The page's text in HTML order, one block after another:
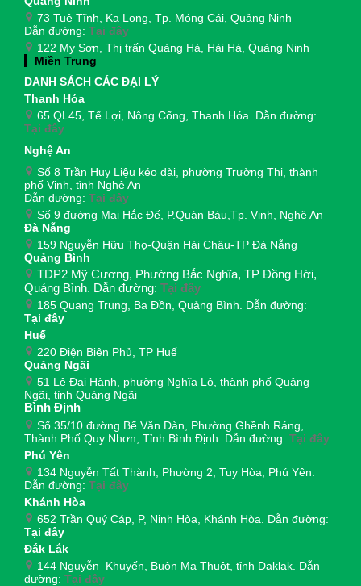
73 Tuệ Tĩnh, Ka Long, Tp. Móng Cái, Quảng Ninh
Dẫn đường: Tại đây
122 My Sơn, Thị trấn Quảng Hà, Hải Hà, Quảng Ninh
Miền Trung
DANH SÁCH CÁC ĐẠI LÝ
Thanh Hóa
65 QL45, Tế Lợi, Nông Cống, Thanh Hóa. Dẫn đường:
Tại đây
Nghệ An
Số 8 Trần Huy Liệu kéo dài, phường Trường Thi, thành
phố Vinh, tỉnh Nghệ An
Dẫn đường: Tại đây
Số 9 đường Mai Hắc Đế, P.Quán Bàu,Tp. Vinh, Nghệ An
Đà Nẵng
159 Nguyễn Hữu Thọ-Quận Hải Châu-TP Đà Nẵng
Quảng Bình
TDP2 Mỹ Cương, Phường Bắc Nghĩa, TP Đồng Hới,
Quảng Bình. Dẫn đường: Tại đây
185 Quang Trung, Ba Đồn, Quảng Bình. Dẫn đường:
Tại đây
Huế
220 Điện Biên Phủ, TP Huế
Quảng Ngãi
51 Lê Đại Hành, phường Nghĩa Lộ, thành phố Quảng
Ngãi, tỉnh Quảng Ngãi
Bình Định
Số 35/10 đường Bế Văn Đàn, Phường Ghềnh Ráng,
Thành Phố Quy Nhơn, Tỉnh Bình Định. Dẫn đường: Tại đây
Phú Yên
134 Nguyễn Tất Thành, Phường 2, Tuy Hòa, Phú Yên.
Dẫn đường: Tại đây
Khánh Hòa
652 Trần Quý Cáp, P, Ninh Hòa, Khánh Hòa. Dẫn đường:
Tại đây
Đắk Lắk
144 Nguyễn Khuyến, Buôn Ma Thuột, tỉnh Daklak. Dẫn
đường: Tại đây